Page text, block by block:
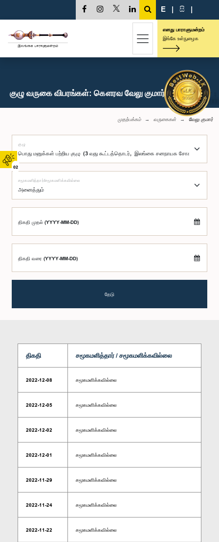
02
E | සි |
எனது பாராளுமன்றம்
இங்கே உள்நுழைக
குழு வருகை விபரங்கள்: கௌரவ வேலு குமார், பா.உ.
முதற்பக்கம் வருகைகள் வேலு குமார்
குழு
சமூகமளித்தார்/சமூகமளிக்கவில்லை
திகதி முதல் (YYYY-MM-DD)
திகதி வரை (YYYY-MM-DD)
தேடு
திகதி சமூகமளித்தார் / சமூகமளிக்கவில்லை
2022-12-08 சமூகமளிக்கவில்லை
2022-12-05 சமூகமளிக்கவில்லை
2022-12-02 சமூகமளிக்கவில்லை
2022-12-01 சமூகமளிக்கவில்லை
2022-11-29 சமூகமளிக்கவில்லை
2022-11-24 சமூகமளிக்கவில்லை
2022-11-22 சமூகமளிக்கவில்லை